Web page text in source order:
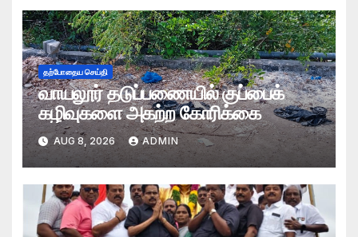
தற்போதைய செய்தி
வாயலூர் தடுப்பணையில் குப்பைக்
கழிவுகளை அகற்ற கோரிக்கை
AUG 8, 2026 ADMIN